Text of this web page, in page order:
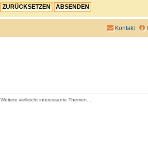
Kontakt
Weitere vielleicht interessante Themen...